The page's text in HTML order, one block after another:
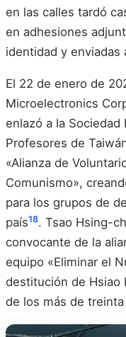
en las calles tardó
en adhesiones
identidad y enviadas
El 22 de enero de
Microelectronics
enlazó a la Sociedad
Profesores de
«Alianza de
Comunismo»,
para los grupos de
país18. Tsao Hsing-
convocante de la
equipo «Eliminar el
destitución de Hsiao
de los más de